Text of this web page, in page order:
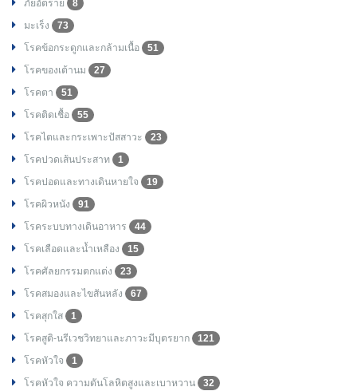
ภัยอัตราย
8
มะเร็ง
73
โรคข้อกระดูกและกล้ามเนื้อ
51
โรคของเต้านม
27
โรคตา
51
โรคติดเชื้อ
55
โรคไตและกระเพาะปัสสาวะ
23
โรคปวดเส้นประสาท
1
โรคปอดและทางเดินหายใจ
19
โรคผิวหนัง
91
โรคระบบทางเดินอาหาร
44
โรคเลือดและน้ำเหลือง
15
โรคศัลยกรรมตกแต่ง
23
โรคสมองและไขสันหลัง
67
โรคสุกใส
1
โรคสูติ-นรีเวชวิทยาและภาวะมีบุตรยาก
121
โรคหัวใจ
1
โรคหัวใจ ความดันโลหิตสูงและเบาหวาน
32